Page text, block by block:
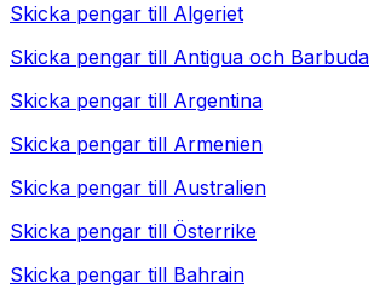
Skicka pengar till Algeriet
Skicka pengar till Antigua och Barbuda
Skicka pengar till Argentina
Skicka pengar till Armenien
Skicka pengar till Australien
Skicka pengar till Österrike
Skicka pengar till Bahrain